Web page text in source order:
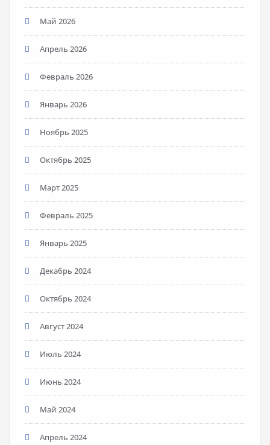
Май 2026
Апрель 2026
Февраль 2026
Январь 2026
Ноябрь 2025
Октябрь 2025
Март 2025
Февраль 2025
Январь 2025
Декабрь 2024
Октябрь 2024
Август 2024
Июль 2024
Июнь 2024
Май 2024
Апрель 2024